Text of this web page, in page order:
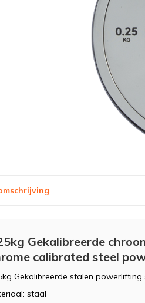
Gekalibreerde
calibrated steel
Gekalibreerde stalen
staal